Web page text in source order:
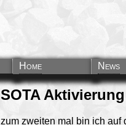
Home News
SOTA
zum zweiten mal bin ich auf